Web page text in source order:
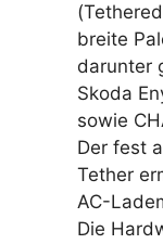
breite
darunter
Skoda
sowie
Der fest
Tether
AC-
Die